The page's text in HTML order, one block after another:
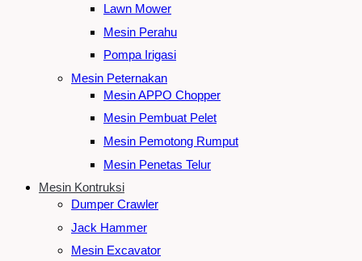
Lawn Mower
Mesin Perahu
Pompa Irigasi
Mesin Peternakan
Mesin APPO Chopper
Mesin Pembuat Pelet
Mesin Pemotong Rumput
Mesin Penetas Telur
Mesin Kontruksi
Dumper Crawler
Jack Hammer
Mesin Excavator